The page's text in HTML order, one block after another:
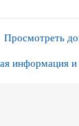
Просмотреть
информация и